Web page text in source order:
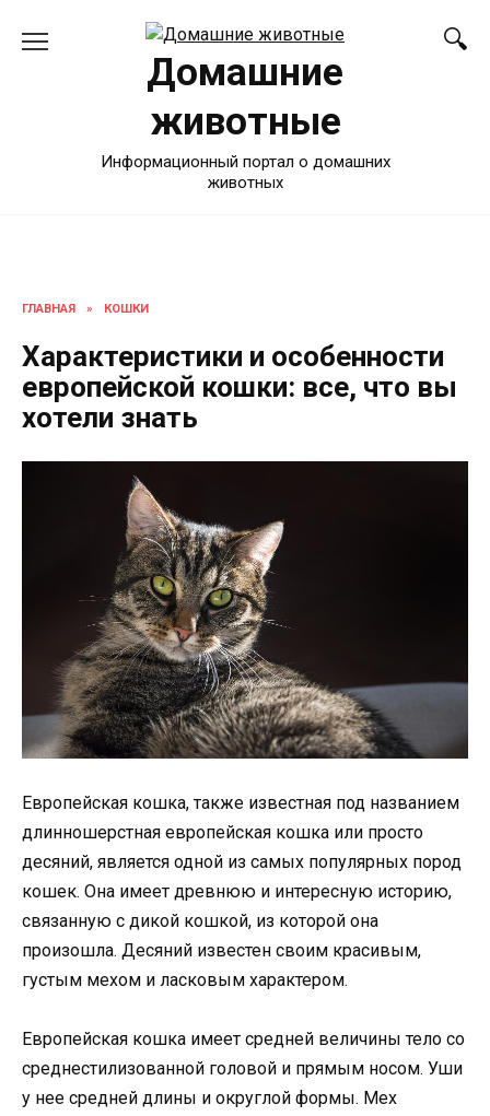
Домашние
животные
Информационный портал о домашних
животных
ГЛАВНАЯ » КОШКИ
Характеристики и особенности
европейской кошки: все, что вы
хотели знать
Европейская кошка, также известная под названием
длинношерстная европейская кошка или просто
десяний, является одной из самых популярных пород
кошек. Она имеет древнюю и интересную историю,
связанную с дикой кошкой, из которой она
произошла. Десяний известен своим красивым,
густым мехом и ласковым характером.
Европейская кошка имеет средней величины тело со
среднестилизованной головой и прямым носом. Уши
у нее средней длины и округлой формы. Мех